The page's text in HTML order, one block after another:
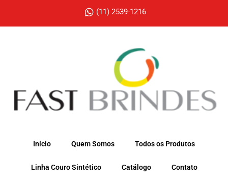
(11) 2539-1216
Início Quem Somos Todos os Produtos
Linha Couro Sintético Catálogo Contato